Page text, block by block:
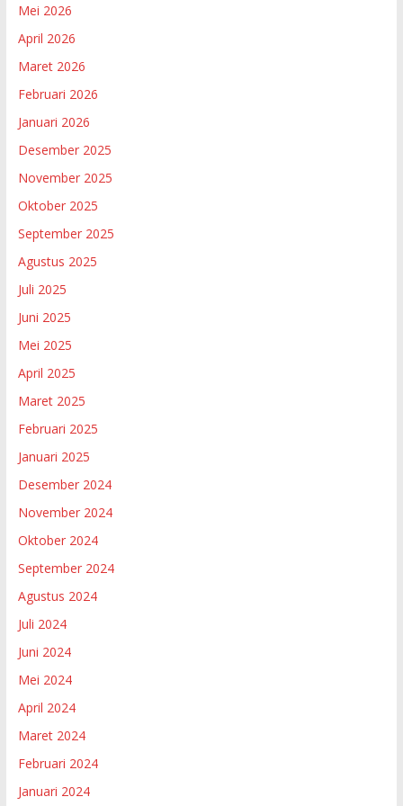
Mei 2026
April 2026
Maret 2026
Februari 2026
Januari 2026
Desember 2025
November 2025
Oktober 2025
September 2025
Agustus 2025
Juli 2025
Juni 2025
Mei 2025
April 2025
Maret 2025
Februari 2025
Januari 2025
Desember 2024
November 2024
Oktober 2024
September 2024
Agustus 2024
Juli 2024
Juni 2024
Mei 2024
April 2024
Maret 2024
Februari 2024
Januari 2024